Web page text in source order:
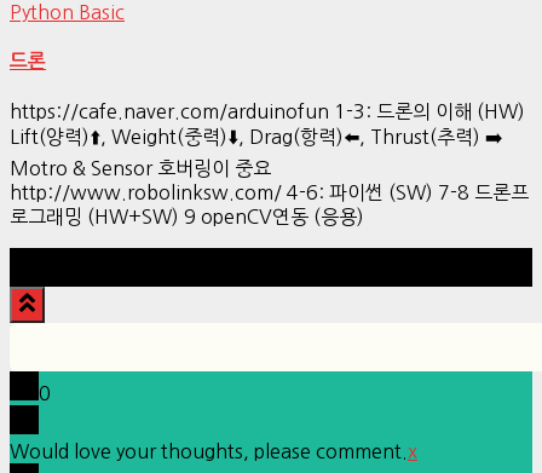
Python Basic
드론
https://cafe.naver.com/arduinofun 1-3: 드론의 이해 (HW)
Lift(양력)⬆️, Weight(중력)⬇️, Drag(항력)⬅️, Thrust(추력) ➡️
Motro & Sensor 호버링이 중요
http://www.robolinksw.com/ 4-6: 파이썬 (SW) 7-8 드론프
로그래밍 (HW+SW) 9 openCV연동 (응용)
0
Would love your thoughts, please comment. x